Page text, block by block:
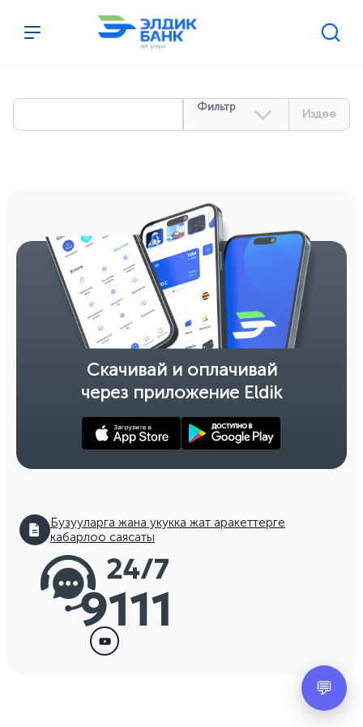
Перейти к содержимому
Издөө
Скачивай и оплачивай
через приложение Eldik
Бузууларга жана укукка жат аракеттерге
кабарлоо саясаты
💬